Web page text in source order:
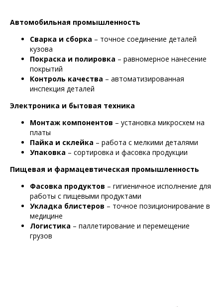
Автомобильная промышленность
Сварка и сборка – точное соединение деталей
кузова
Покраска и полировка – равномерное нанесение
покрытий
Контроль качества – автоматизированная
инспекция деталей
Электроника и бытовая техника
Монтаж компонентов – установка микросхем на
платы
Пайка и склейка – работа с мелкими деталями
Упаковка – сортировка и фасовка продукции
Пищевая и фармацевтическая промышленность
Фасовка продуктов – гигиеничное исполнение для
работы с пищевыми продуктами
Укладка блистеров – точное позиционирование в
медицине
Логистика – паллетирование и перемещение
грузов